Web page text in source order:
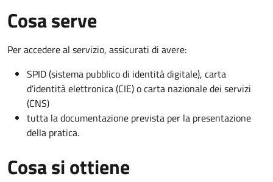
Cosa serve
Per accedere al servizio, assicurati di avere:
SPID (sistema pubblico di identità digitale), carta
d’identità elettronica (CIE) o carta nazionale dei servizi
(CNS)
tutta la documentazione prevista per la presentazione
della pratica.
Cosa si ottiene